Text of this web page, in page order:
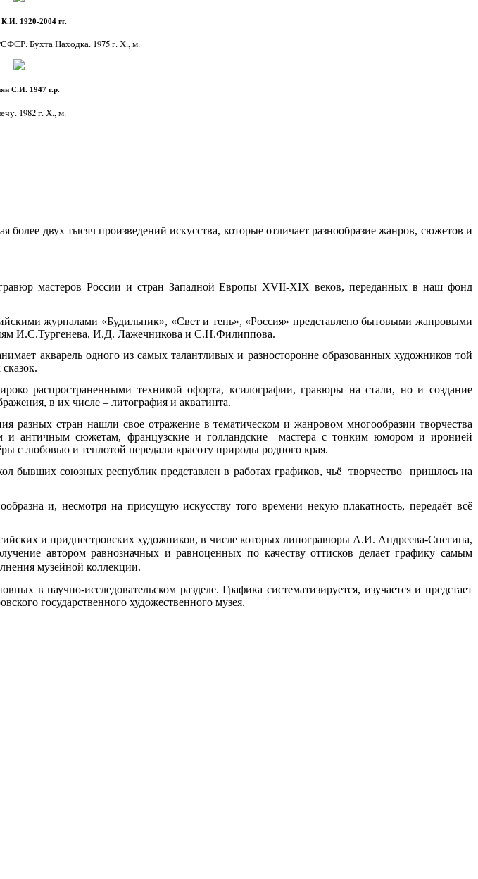
1920-2004 гг.
Бухта Находка. 1975 г. Х., м.
С.И. 1947 г.р.
1982 г. Х., м.
двух тысяч произведений искусства, которые отличает разнообразие жанров, сюжетов и
мастеров России и стран Западной Европы XVII-XIX веков, переданных в наш фонд
журналами «Будильник», «Свет и тень», «Россия» представлено бытовыми жанровыми
И.С.Тургенева, И.Д. Лажечникова и С.Н.Филиппова.
акварель одного из самых талантливых и разносторонне образованных художников той
распространенными техникой офорта, ксилографии, гравюры на стали, но и создание
в их числе – литография и акватинта.
разных стран нашли свое отражение в тематическом и жанровом многообразии творчества
и античным сюжетам, французские и голландские мастера с тонким юмором и иронией
с любовью и теплотой передали красоту природы родного края.
бывших союзных республик представлен в работах графиков, чьё творчество пришлось на
и, несмотря на присущую искусству того времени некую плакатность, передаёт всё
и приднестровских художников, в числе которых линогравюры А.И. Андреева-Снегина,
автором равнозначных и равноценных по качеству оттисков делает графику самым
музейной коллекции.
в научно-исследовательском разделе. Графика систематизируется, изучается и предстает
государственного художественного музея.